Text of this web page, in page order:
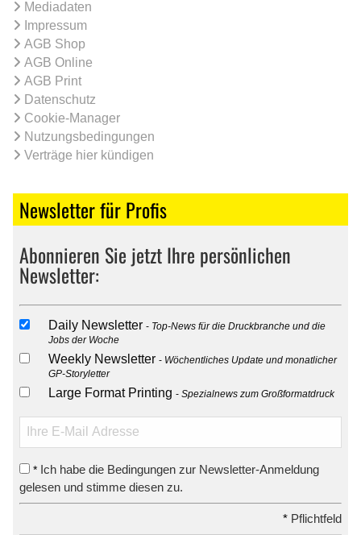
Mediadaten
Impressum
AGB Shop
AGB Online
AGB Print
Datenschutz
Cookie-Manager
Nutzungsbedingungen
Verträge hier kündigen
Newsletter für Profis
Abonnieren Sie jetzt Ihre persönlichen
Newsletter:
Daily Newsletter
Top-News für die Druckbranche und die
Jobs der Woche
Weekly Newsletter
Wöchentliches Update und monatlicher
GP-Storyletter
Large Format Printing Spezialnews zum Großformatdruck
* Ich habe die Bedingungen zur Newsletter-Anmeldung
gelesen und stimme diesen zu.
* Pflichtfeld